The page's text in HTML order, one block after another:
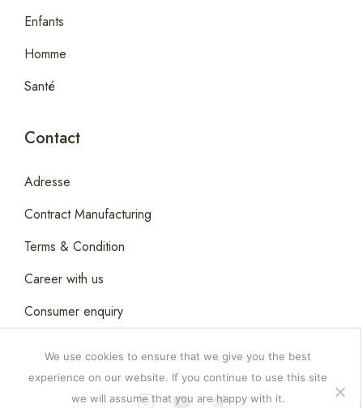
Enfants
Homme
Santé
Contact
Adresse
Contract Manufacturing
Terms & Condition
Career with us
Consumer enquiry
We use cookies to ensure that we give you the best
experience on our website. If you continue to use this site
we will assume that you are happy with it.